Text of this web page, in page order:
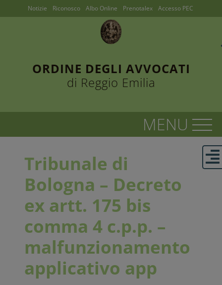
ORDINE DEGLI AVVOCATI
di Reggio Emilia
Notizie Riconosco Albo Online Prenotalex Accesso PEC
Tribunale di
Bologna – Decreto
ex artt. 175 bis
comma 4 c.p.p. –
malfunzionamento
applicativo app